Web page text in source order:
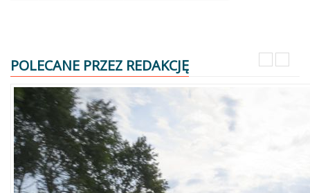
POLECANE PRZEZ REDAKCJĘ